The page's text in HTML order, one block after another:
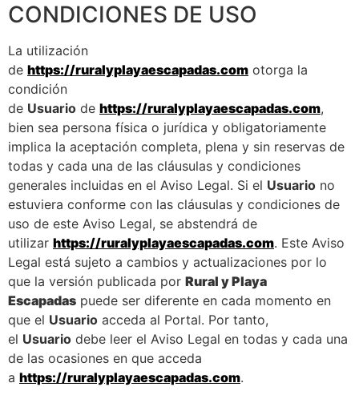
CONDICIONES DE USO
La utilización
de https://ruralyplayaescapadas.com otorga la
condición
de Usuario de https://ruralyplayaescapadas.com,
bien sea persona física o jurídica y obligatoriamente
implica la aceptación completa, plena y sin reservas de
todas y cada una de las cláusulas y condiciones
generales incluidas en el Aviso Legal. Si el Usuario no
estuviera conforme con las cláusulas y condiciones de
uso de este Aviso Legal, se abstendrá de
utilizar https://ruralyplayaescapadas.com. Este Aviso
Legal está sujeto a cambios y actualizaciones por lo
que la versión publicada por Rural y Playa
Escapadas puede ser diferente en cada momento en
que el Usuario acceda al Portal. Por tanto,
el Usuario debe leer el Aviso Legal en todas y cada una
de las ocasiones en que acceda
a https://ruralyplayaescapadas.com.